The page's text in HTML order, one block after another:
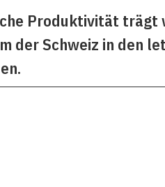
Produktivität trägt
der Schweiz in den